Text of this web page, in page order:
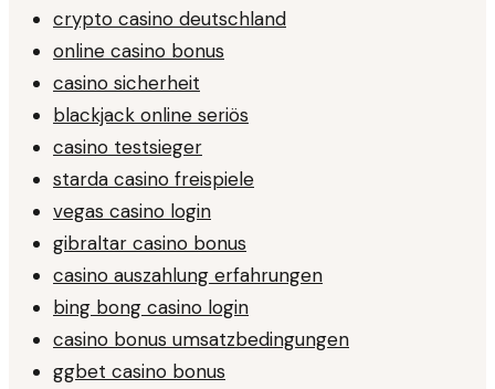
crypto casino deutschland
online casino bonus
casino sicherheit
blackjack online seriös
casino testsieger
starda casino freispiele
vegas casino login
gibraltar casino bonus
casino auszahlung erfahrungen
bing bong casino login
casino bonus umsatzbedingungen
ggbet casino bonus